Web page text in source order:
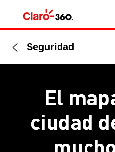
Seguridad
El
ciudad